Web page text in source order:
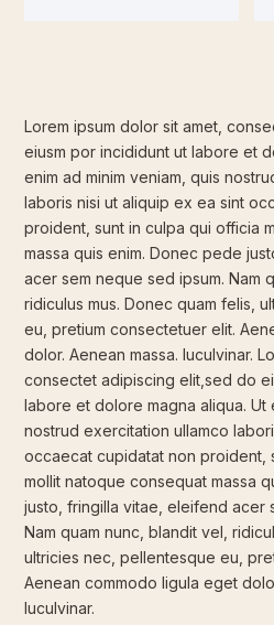
Lorem ipsum dolor sit amet,
eiusm por incididunt ut labore et
enim ad minim veniam, quis
laboris nisi ut aliquip ex ea sint
proident, sunt in culpa qui officia
massa quis enim. Donec pede
acer sem neque sed ipsum. Nam
ridiculus mus. Donec quam felis,
eu, pretium consectetuer elit.
dolor. Aenean massa. luculvinar.
consectet adipiscing elit,sed do
labore et dolore magna aliqua. Ut
nostrud exercitation ullamco
occaecat cupidatat non proident,
mollit natoque consequat massa
justo, fringilla vitae, eleifend acer
Nam quam nunc, blandit vel,
ultricies nec, pellentesque eu,
Aenean commodo ligula eget
luculvinar.